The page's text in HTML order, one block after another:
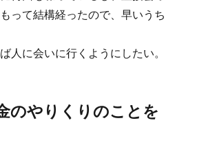
って結構経ったので、早いうち
人に会いに行くようにしたい。
のやりくりのことを